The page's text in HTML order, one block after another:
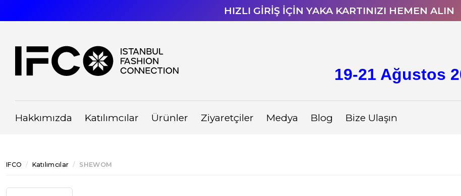
HIZLI GİRİŞ İÇİN YAKA KARTINIZI HEMEN ALIN
19-21 Ağustos
Hakkımızda Katılımcılar Ürünler Ziyaretçiler Medya Blog Bize Ulaşın
IFCO Katılımcılar SHEWOM